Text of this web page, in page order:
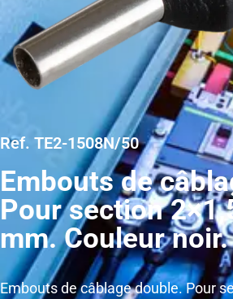
Ref. TE2-1508N/50
Embouts de
Pour section
mm. Couleur noir.
Embouts de câblage double. Pour